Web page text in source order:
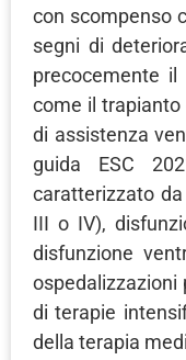
con scompenso
segni di
precocemente
come il trapianto
di assistenza
guida ESC
caratterizzato
III o IV),
disfunzione
ospedalizzazioni
di terapie
della terapia